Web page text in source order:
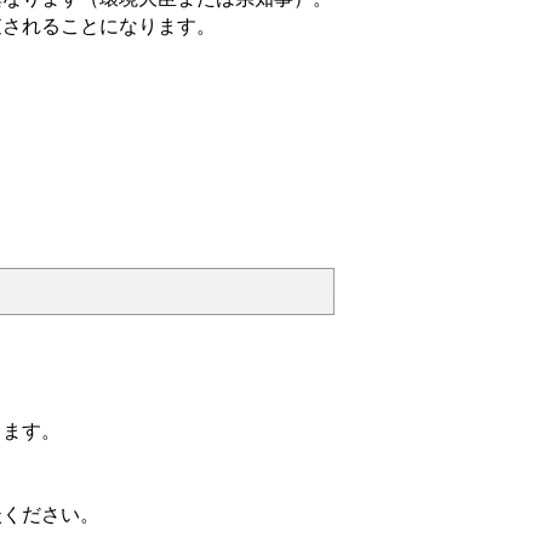
れることになります。
す。
ださい。